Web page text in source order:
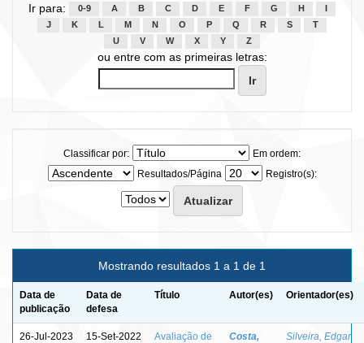
Ir para: 0-9 A B C D E F G H
J
K L M N O P Q R S
T
U
V W X Y Z
ou entre com as primeiras letras:
Classificar por:
Em ordem:
Resultados/Página
Registro(s):
Mostrando resultados 1 a 1 de 1
Data de
publicação
Data de
defesa
Título Autor(es) Orientador(es)
26-Jul-2023 15-Set-2022
Avaliação de
Costa,
Silveira, Edgar